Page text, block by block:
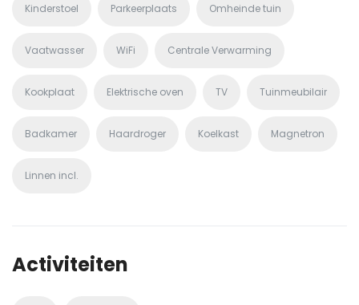
Kinderstoel Parkeerplaats Omheinde tuin
Vaatwasser WiFi Centrale Verwarming
Kookplaat Elektrische oven TV Tuinmeubilair
Badkamer Haardroger Koelkast Magnetron
Linnen incl.
Activiteiten